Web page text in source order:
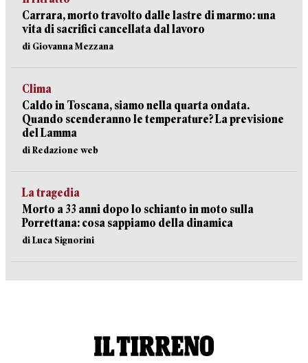
Carrara, morto travolto dalle lastre di marmo: una
vita di sacrifici cancellata dal lavoro
di Giovanna Mezzana
Clima
Caldo in Toscana, siamo nella quarta ondata.
Quando scenderanno le temperature? La previsione
del Lamma
di Redazione web
La tragedia
Morto a 33 anni dopo lo schianto in moto sulla
Porrettana: cosa sappiamo della dinamica
di Luca Signorini